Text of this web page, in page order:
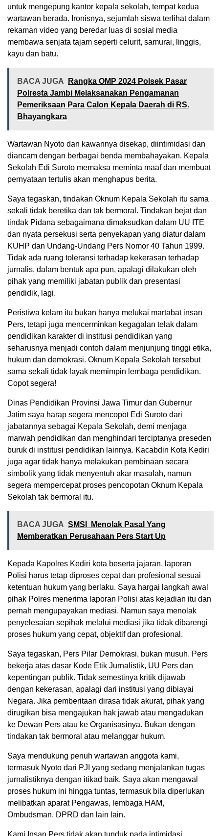
untuk mengepung kantor kepala sekolah, tempat kedua
wartawan berada. Ironisnya, sejumlah siswa terlihat dalam
rekaman video yang beredar luas di sosial media
membawa senjata tajam seperti celurit, samurai, linggis,
kayu dan batu.
BACA JUGA
Rangka OMP 2024 Polsek Pasar
Polresta Jambi Melaksanakan Pengamanan
Pemeriksaan Para Calon Kepala Daerah di RS.
Bhayangkara
Wartawan Nyoto dan kawannya disekap, diintimidasi dan
diancam dengan berbagai benda membahayakan. Kepala
Sekolah Edi Suroto memaksa meminta maaf dan membuat
pernyataan tertulis akan menghapus berita.
Saya tegaskan, tindakan Oknum Kepala Sekolah itu sama
sekali tidak beretika dan tak bermoral. Tindakan bejat dan
tindak Pidana sebagaimana dimaksudkan dalam UU ITE
dan nyata persekusi serta penyekapan yang diatur dalam
KUHP dan Undang-Undang Pers Nomor 40 Tahun 1999.
Tidak ada ruang toleransi terhadap kekerasan terhadap
jurnalis, dalam bentuk apa pun, apalagi dilakukan oleh
pihak yang memiliki jabatan publik dan presentasi
pendidik, lagi.
Peristiwa kelam itu bukan hanya melukai martabat insan
Pers, tetapi juga mencerminkan kegagalan telak dalam
pendidikan karakter di institusi pendidikan yang
seharusnya menjadi contoh dalam menjunjung tinggi etika,
hukum dan demokrasi. Oknum Kepala Sekolah tersebut
sama sekali tidak layak memimpin lembaga pendidikan.
Copot segera!
Dinas Pendidikan Provinsi Jawa Timur dan Gubernur
Jatim saya harap segera mencopot Edi Suroto dari
jabatannya sebagai Kepala Sekolah, demi menjaga
marwah pendidikan dan menghindari terciptanya preseden
buruk di institusi pendidikan lainnya. Kacabdin Kota Kediri
juga agar tidak hanya melakukan pembinaan secara
simbolik yang tidak menyentuh akar masalah, namun
segera mempercepat proses pencopotan Oknum Kepala
Sekolah tak bermoral itu.
BACA JUGA SMSI Menolak Pasal Yang
Memberatkan Perusahaan Pers Start Up
Kepada Kapolres Kediri kota beserta jajaran, laporan
Polisi harus tetap diproses cepat dan profesional sesuai
ketentuan hukum yang berlaku. Saya hargai langkah awal
pihak Polres menerima laporan Polisi atas kejadian itu dan
pernah mengupayakan mediasi. Namun saya menolak
penyelesaian sepihak melalui mediasi jika tidak dibarengi
proses hukum yang cepat, objektif dan profesional.
Saya tegaskan, Pers Pilar Demokrasi, bukan musuh. Pers
bekerja atas dasar Kode Etik Jurnalistik, UU Pers dan
kepentingan publik. Tidak semestinya kritik dijawab
dengan kekerasan, apalagi dari institusi yang dibiayai
Negara. Jika pemberitaan dirasa tidak akurat, pihak yang
dirugikan bisa mengajukan hak jawab atau mengadukan
ke Dewan Pers atau ke Organisasinya. Bukan dengan
tindakan tak bermoral atau melanggar hukum.
Saya mendukung penuh wartawan anggota kami,
termasuk Nyoto dari PJI yang sedang menjalankan tugas
jurnalistiknya dengan itikad baik. Saya akan mengawal
proses hukum ini hingga tuntas, termasuk bila diperlukan
melibatkan aparat Pengawas, lembaga HAM,
Ombudsman, DPRD dan lain lain.